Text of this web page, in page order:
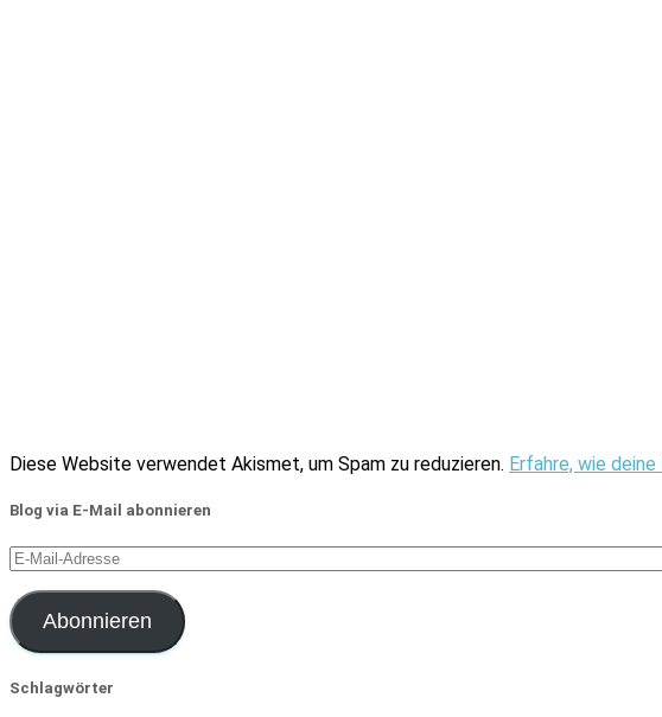
Diese Website verwendet Akismet, um Spam zu reduzieren. Erfahre, wie
Blog via E-Mail abonnieren
E-
Mail-
Adresse
Abonnieren
Schlagwörter